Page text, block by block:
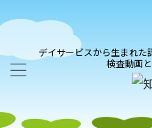
デイサービスから生まれ
検査動画